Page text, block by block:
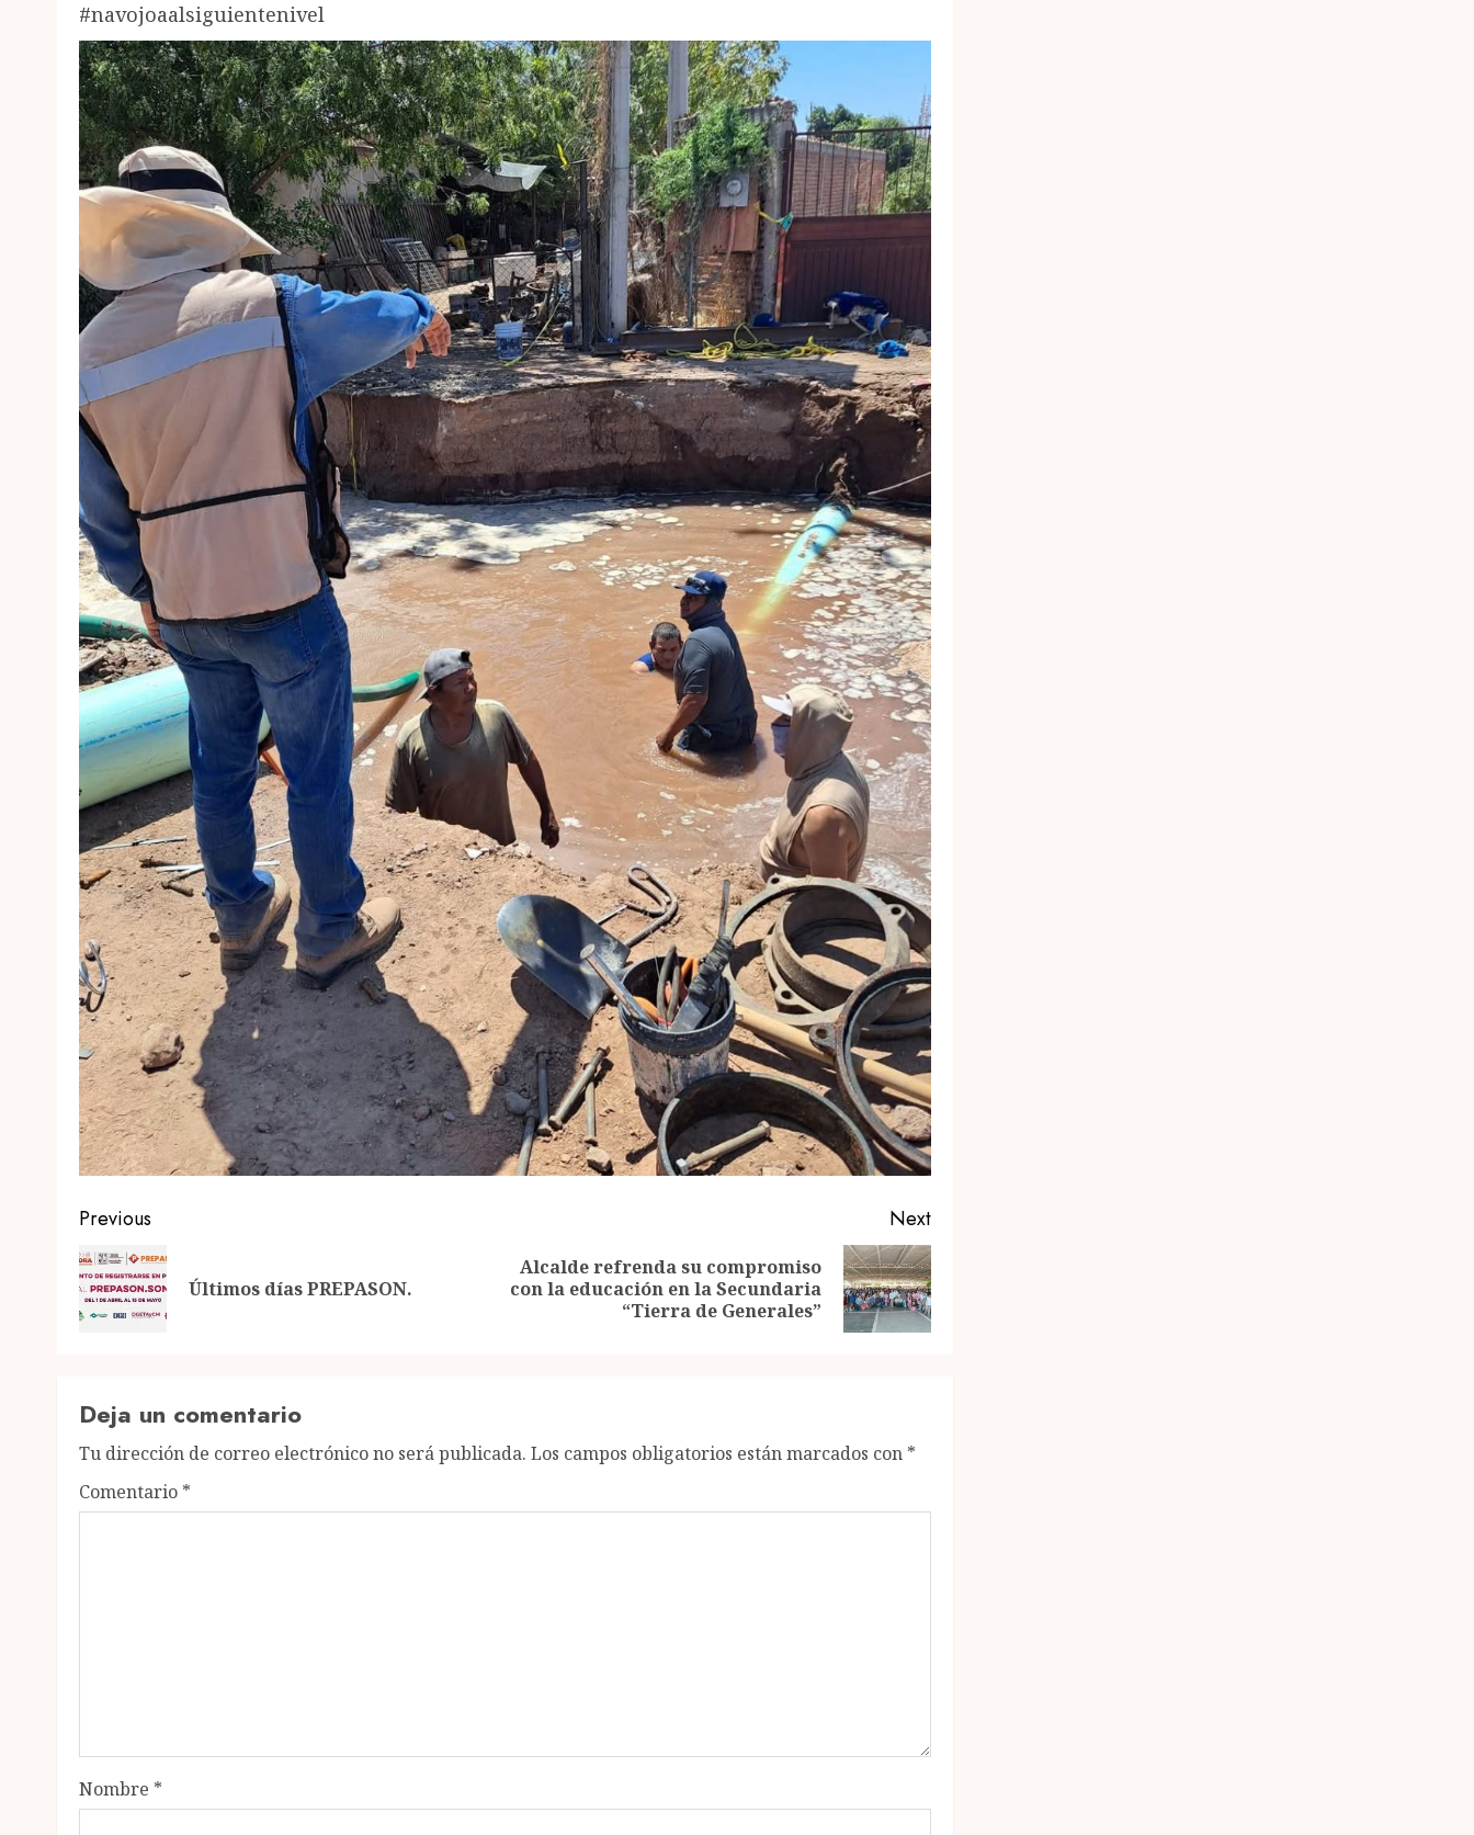
#navojoaalsiguientenivel
Post
navigation
Previous
Previous
Últimos días PREPASON.
Next
Next
Alcalde refrenda su compromiso
con la educación en la Secundaria
“Tierra de Generales”
Deja un comentario
Tu dirección de correo electrónico no será publicada. Los campos obligatorios están marcados con *
Comentario *
Nombre *